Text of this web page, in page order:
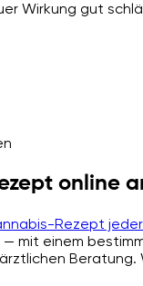
Wirkung gut
online
Rezept
— mit einem
Beratung.